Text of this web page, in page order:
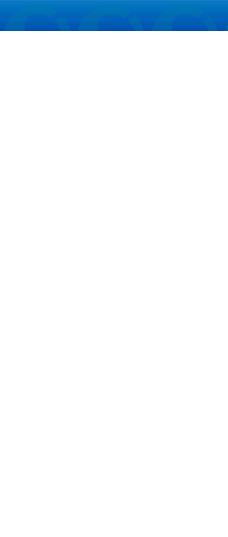
ESPAÑA
VOLKSWAGEN